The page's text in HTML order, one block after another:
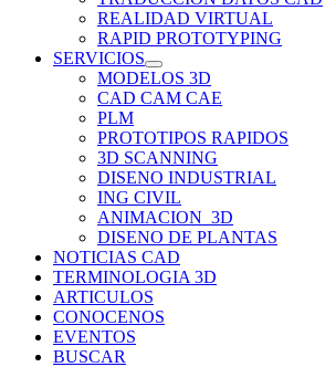
REALIDAD VIRTUAL
RAPID PROTOTYPING
SERVICIOS
MODELOS 3D
CAD CAM CAE
PLM
PROTOTIPOS RAPIDOS
3D SCANNING
DISENO INDUSTRIAL
ING CIVIL
ANIMACION_3D
DISENO DE PLANTAS
NOTICIAS CAD
TERMINOLOGIA 3D
ARTICULOS
CONOCENOS
EVENTOS
BUSCAR